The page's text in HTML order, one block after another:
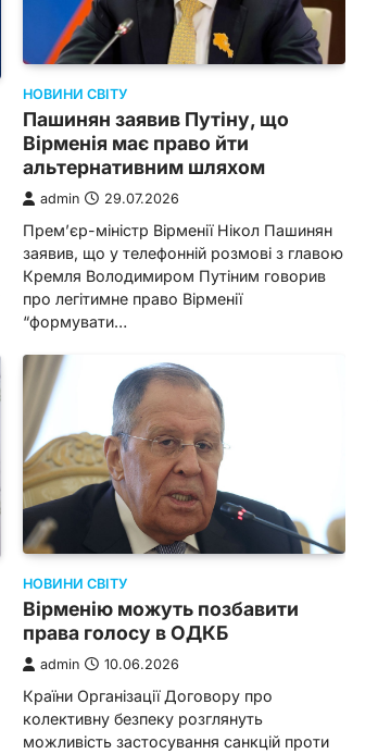
НОВИНИ СВІТУ
Пашинян заявив Путіну, що
Вірменія має право йти
альтернативним шляхом
admin 29.07.2026
Прем’єр-міністр Вірменії Нікол Пашинян
заявив, що у телефонній розмові з главою
Кремля Володимиром Путіним говорив
про легітимне право Вірменії
“формувати…
НОВИНИ СВІТУ
Вірменію можуть позбавити
права голосу в ОДКБ
admin 10.06.2026
Країни Організації Договору про
колективну безпеку розглянуть
можливість застосування санкцій проти